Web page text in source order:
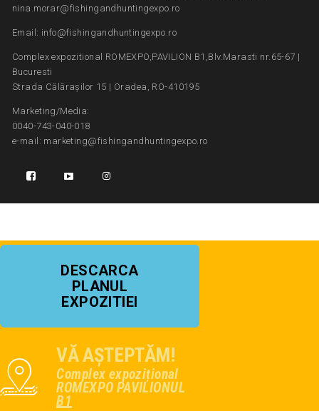
nina.morar@fishingandhuntingexpo.ro
Email: info@fishingandhuntingexpo.ro
Complex expozitional ROMEXPO,PAVILION B1,Blv.Marasti nr.65-67 |
Bucuresti
Strada Călărașilor 15 | Oradea, RO-410195
Marketing/Media:
0040-743-040-018
e-mail: marketing@fishingandhuntingexpo.ro
DESCARCA
PLANUL
EXPOZITIEI
VĂ AȘTEPTĂM!
Complex expozițional
ROMEXPO PAVILIONUL
B1